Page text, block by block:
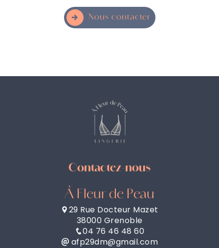
Nous contacter
Contactez-nous
À Fleur de Peau
29 Rue Docteur Mazet
38000 Grenoble
04 76 46 48 60
afp29dm@gmail.com